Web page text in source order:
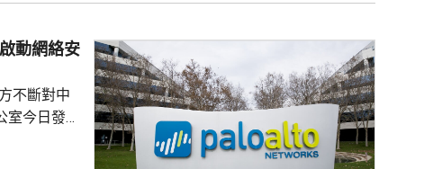
動網絡安
不斷對中
今日發公